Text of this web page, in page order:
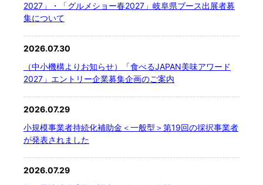
2027」・「グルメショー春2027」岐阜県ブース出展者募
集について
2026.07.30
（中小機構よりお知らせ）「食べるJAPAN美味アワード
2027」エントリー企業募集企画のご案内
2026.07.29
小規模事業者持続化補助金＜一般型＞第19回の採択事業者
が発表されました
2026.07.29